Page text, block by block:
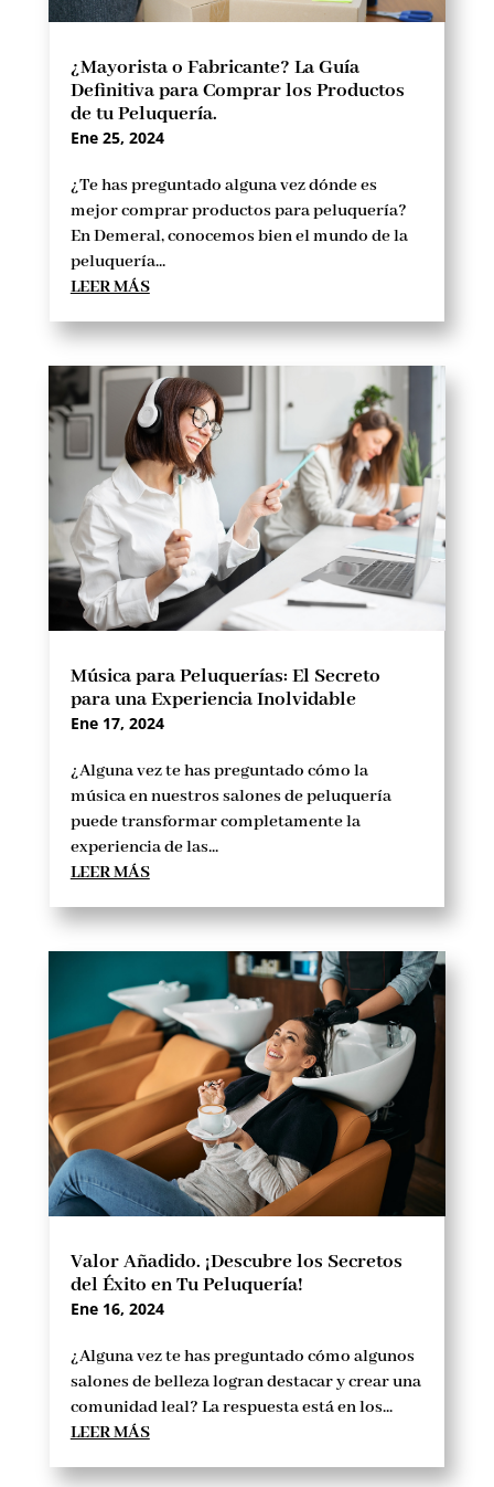
¿Mayorista o Fabricante? La Guía
Definitiva para Comprar los Productos
de tu Peluquería.
Ene 25, 2024
¿Te has preguntado alguna vez dónde es
mejor comprar productos para peluquería?
En Demeral, conocemos bien el mundo de la
peluquería...
LEER MÁS
Música para Peluquerías: El Secreto
para una Experiencia Inolvidable
Ene 17, 2024
¿Alguna vez te has preguntado cómo la
música en nuestros salones de peluquería
puede transformar completamente la
experiencia de las...
LEER MÁS
Valor Añadido. ¡Descubre los Secretos
del Éxito en Tu Peluquería!
Ene 16, 2024
¿Alguna vez te has preguntado cómo algunos
salones de belleza logran destacar y crear una
comunidad leal? La respuesta está en los...
LEER MÁS